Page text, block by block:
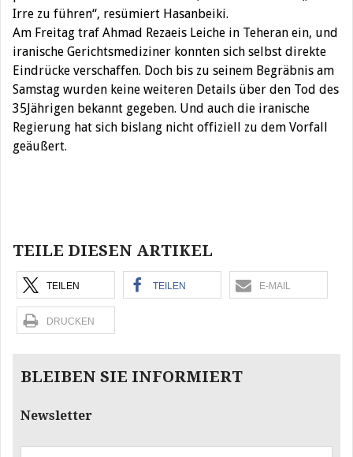
Irre zu führen“, resümiert Hasanbeiki.
Am Freitag traf Ahmad Rezaeis Leiche in Teheran ein, und
iranische Gerichtsmediziner konnten sich selbst direkte
Eindrücke verschaffen. Doch bis zu seinem Begräbnis am
Samstag wurden keine weiteren Details über den Tod des
35Jährigen bekannt gegeben. Und auch die iranische
Regierung hat sich bislang nicht offiziell zu dem Vorfall
geäußert.
TEILE DIESEN ARTIKEL
TEILEN TEILEN E-MAIL
DRUCKEN
BLEIBEN SIE INFORMIERT
Newsletter